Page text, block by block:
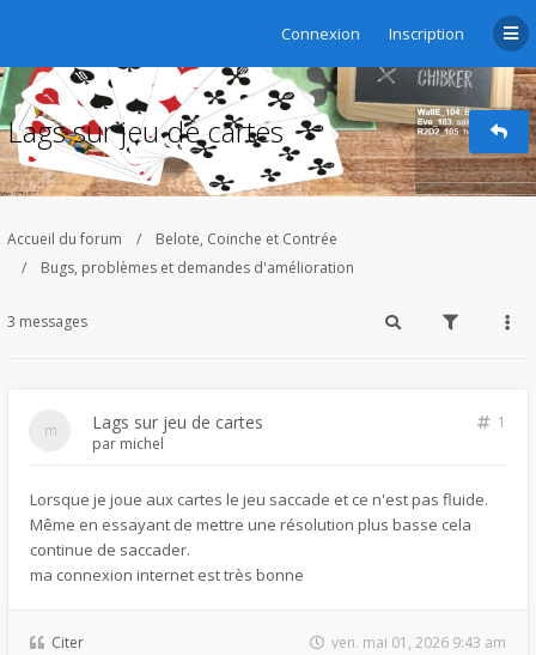
Connexion Inscription
Lags sur jeu de cartes
Accueil du forum
Belote, Coinche et Contrée
Bugs, problèmes et demandes d'amélioration
3 messages
Lags sur jeu de cartes
1
par michel
Lorsque je joue aux cartes le jeu saccade et ce n'est pas fluide.
Même en essayant de mettre une résolution plus basse cela
continue de saccader.
ma connexion internet est très bonne
Citer ven. mai 01, 2026 9:43 am